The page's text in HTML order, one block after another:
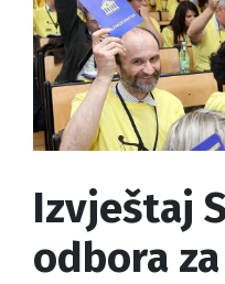
Izvještaj
odbora